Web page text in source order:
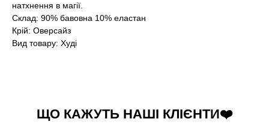
натхнення в магії.
Склад: 90% бавовна 10% еластан
Крій: Оверсайз
Вид товару: Худі
ЩО КАЖУТЬ НАШІ КЛІЄНТИ❤️